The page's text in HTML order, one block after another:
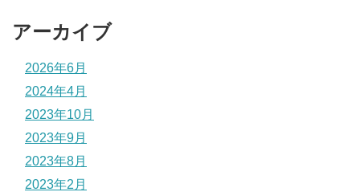
アーカイブ
2026年6月
2024年4月
2023年10月
2023年9月
2023年8月
2023年2月